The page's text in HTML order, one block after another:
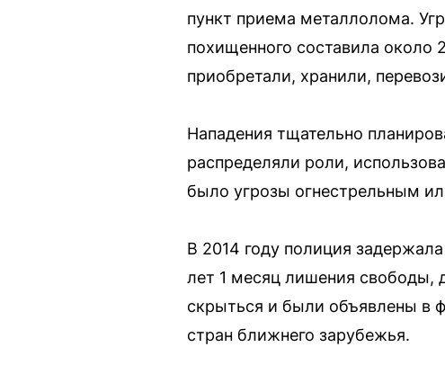
пункт приема металлолома.
похищенного составила около
приобретали, хранили,
Нападения тщательно
распределяли роли,
было угрозы огнестрельным
В 2014 году полиция
лет 1 месяц лишения свободы,
скрыться и были объявлены в
стран ближнего зарубежья.